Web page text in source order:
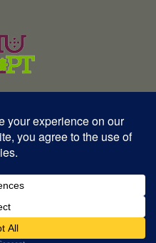
369/2025
Português